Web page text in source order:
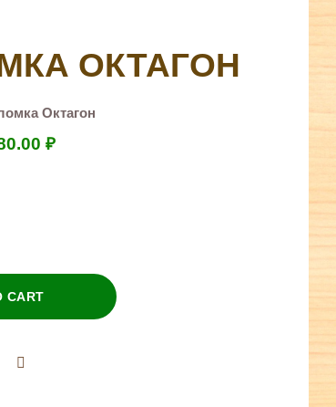
ОКТАГОН
Октагон
₽
CART